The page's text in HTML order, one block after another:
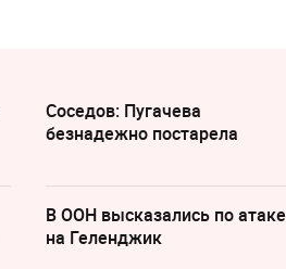
Соседов: Пугачева
безнадежно постарела
В ООН высказались по атаке
на Геленджик